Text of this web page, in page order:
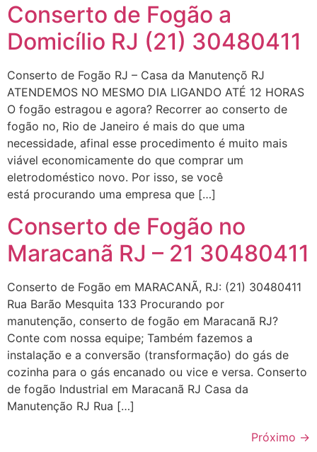
Conserto de Fogão a
Domicílio RJ (21) 30480411
Conserto de Fogão RJ – Casa da Manutençõ RJ
ATENDEMOS NO MESMO DIA LIGANDO ATÉ 12 HORAS
O fogão estragou e agora? Recorrer ao conserto de
fogão no, Rio de Janeiro é mais do que uma
necessidade, afinal esse procedimento é muito mais
viável economicamente do que comprar um
eletrodoméstico novo. Por isso, se você
está procurando uma empresa que […]
Conserto de Fogão no
Maracanã RJ – 21 30480411
Conserto de Fogão em MARACANÃ, RJ: (21) 30480411
Rua Barão Mesquita 133 Procurando por
manutenção, conserto de fogão em Maracanã RJ?
Conte com nossa equipe; Também fazemos a
instalação e a conversão (transformação) do gás de
cozinha para o gás encanado ou vice e versa. Conserto
de fogão Industrial em Maracanã RJ Casa da
Manutenção RJ Rua […]
Próximo →